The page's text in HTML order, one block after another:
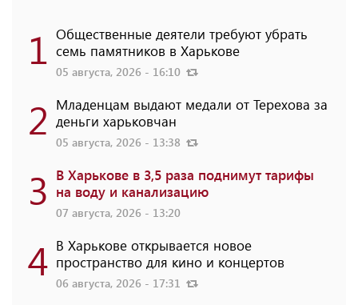
1 Общественные деятели требуют убрать
семь памятников в Харькове
05 августа, 2026 - 16:10
2 Младенцам выдают медали от Терехова за
деньги харьковчан
05 августа, 2026 - 13:38
3 В Харькове в 3,5 раза поднимут тарифы
на воду и канализацию
07 августа, 2026 - 13:20
4 В Харькове открывается новое
пространство для кино и концертов
06 августа, 2026 - 17:31